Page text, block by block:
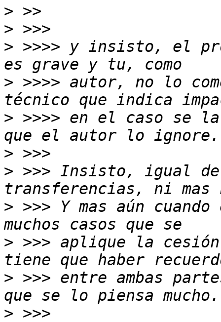
>
>
> >>>> y insisto, el
> >>>> autor, no lo
> >>>> en el caso se
>
> >>> Insisto, igual
> >>> Y mas aún
> >>> aplique la
> >>> entre ambas
>